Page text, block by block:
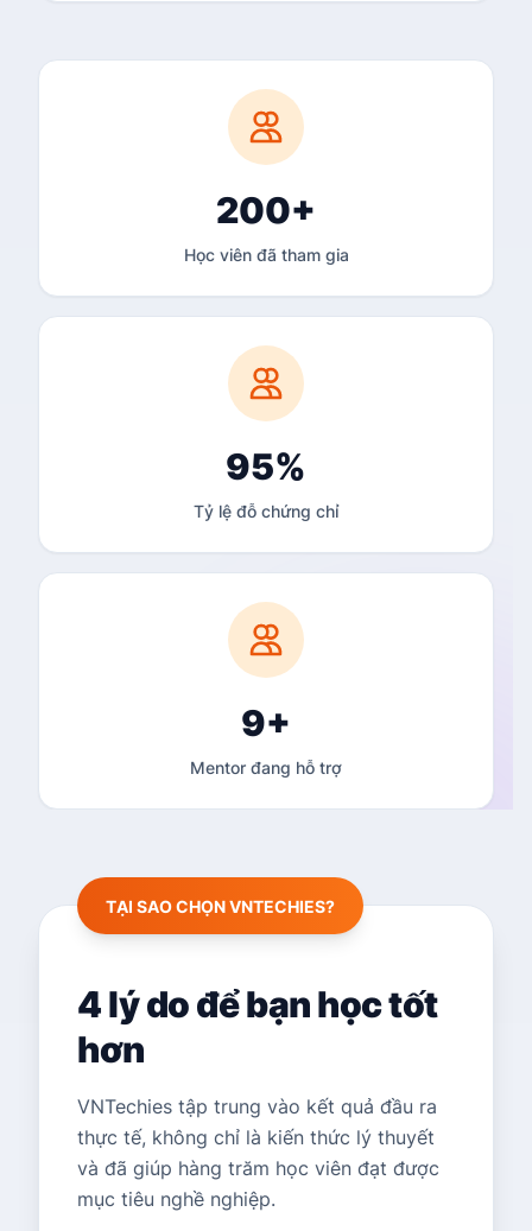
200+
Học viên đã tham gia
95%
Tỷ lệ đỗ chứng chỉ
9+
Mentor đang hỗ trợ
TẠI SAO CHỌN VNTECHIES?
4 lý do để bạn học tốt
hơn
VNTechies tập trung vào kết quả đầu ra
thực tế, không chỉ là kiến thức lý thuyết
và đã giúp hàng trăm học viên đạt được
mục tiêu nghề nghiệp.